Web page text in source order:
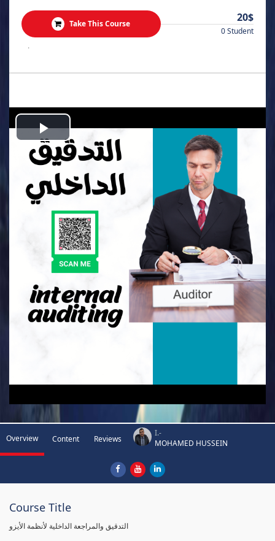
Take This Course 20$
0 Student
.
Play
Video
Overview Content Reviews
I.-
MOHAMED HUSSEIN
Course Title
التدقيق والمراجعة الداخلية لأنظمة الأيزو